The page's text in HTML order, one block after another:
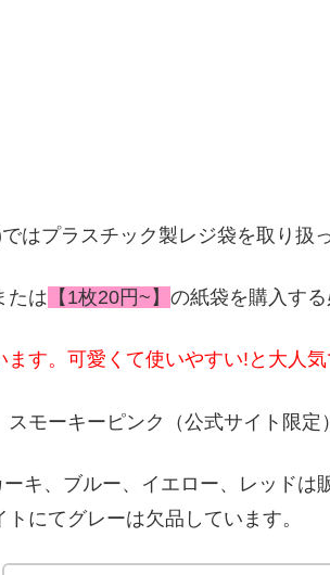
はプラスチック製レジ袋を取り扱
たは 【1枚20円~】 の紙袋を購入する
す。可愛くて使いやすい!と大人気
モーキーピンク（公式サイト限定
キ、ブルー、イエロー、レッドは
にてグレーは欠品しています。